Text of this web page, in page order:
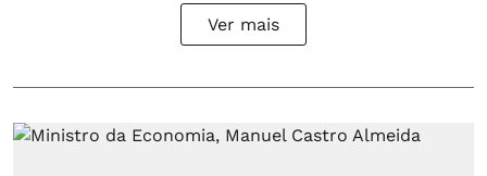
Ver mais